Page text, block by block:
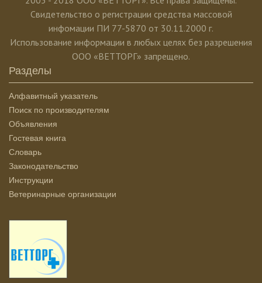
Свидетельство о регистрации средства массовой
инфомации ПИ 77-5870 от 30.11.2000 г.
Использование информации в любых целях без разрешения
ООО «ВЕТТОРГ» запрещено.
Разделы
Алфавитный указатель
Поиск по производителям
Объявления
Гостевая книга
Словарь
Законодательство
Инструкции
Ветеринарные организации